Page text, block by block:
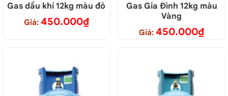
Gas dầu khí 12kg màu đỏ
Giá: 450.000₫
Gas Gia Đình 12kg màu
Vàng
Giá: 450.000₫